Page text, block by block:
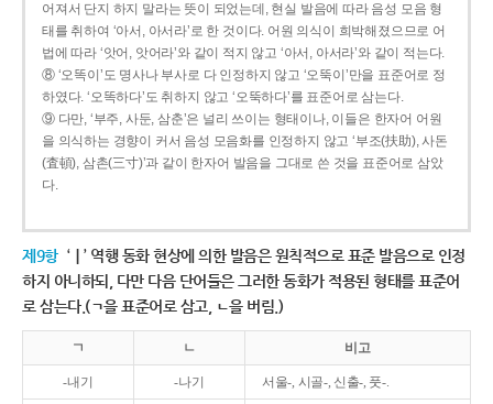
어져서 단지 하지 말라는 뜻이 되었는데, 현실 발음에 따라 음성 모음 형
태를 취하여 ‘아서, 아서라’로 한 것이다. 어원 의식이 희박해졌으므로 어
법에 따라 ‘앗어, 앗어라’와 같이 적지 않고 ‘아서, 아서라’와 같이 적는다.
⑧ ‘오똑이’도 명사나 부사로 다 인정하지 않고 ‘오뚝이’만을 표준어로 정
하였다. ‘오똑하다’도 취하지 않고 ‘오뚝하다’를 표준어로 삼는다.
⑨ 다만, ‘부주, 사둔, 삼춘’은 널리 쓰이는 형태이나, 이들은 한자어 어원
을 의식하는 경향이 커서 음성 모음화를 인정하지 않고 ‘부조(扶助), 사돈
(査頓), 삼촌(三寸)’과 같이 한자어 발음을 그대로 쓴 것을 표준어로 삼았
다.
제9항 ‘ㅣ’ 역행 동화 현상에 의한 발음은 원칙적으로 표준 발음으로 인정
하지 아니하되, 다만 다음 단어들은 그러한 동화가 적용된 형태를 표준어
로 삼는다.(ㄱ을 표준어로 삼고, ㄴ을 버림.)
ㄱ ㄴ 비고
-내기 -나기 서울-, 시골-, 신출-, 풋-.